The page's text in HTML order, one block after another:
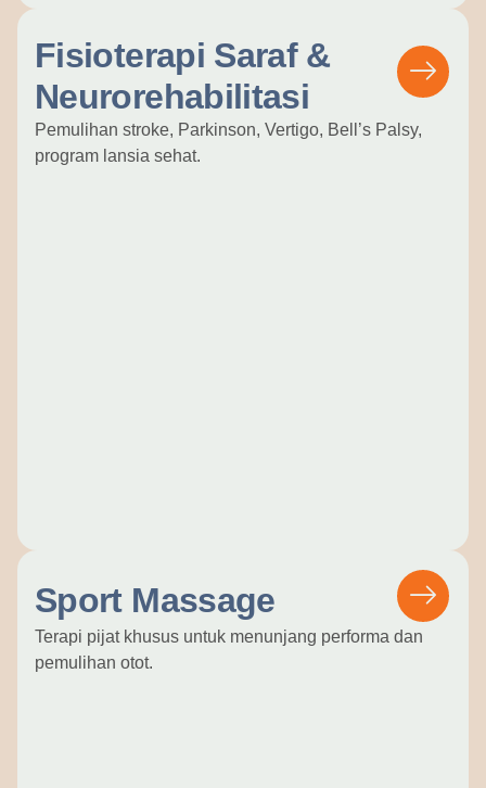
Fisioterapi Saraf &
Neurorehabilitasi
Pemulihan stroke, Parkinson, Vertigo, Bell’s Palsy,
program lansia sehat.
Sport Massage
Terapi pijat khusus untuk menunjang performa dan
pemulihan otot.